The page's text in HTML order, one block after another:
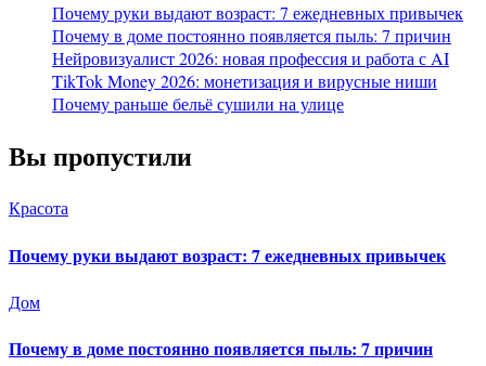
Почему руки выдают возраст: 7 ежедневных привычек
Почему в доме постоянно появляется пыль: 7 причин
Нейровизуалист 2026: новая профессия и работа с AI
TikTok Money 2026: монетизация и вирусные ниши
Почему раньше бельё сушили на улице
Вы пропустили
Красота
Почему руки выдают возраст: 7 ежедневных привычек
Дом
Почему в доме постоянно появляется пыль: 7 причин